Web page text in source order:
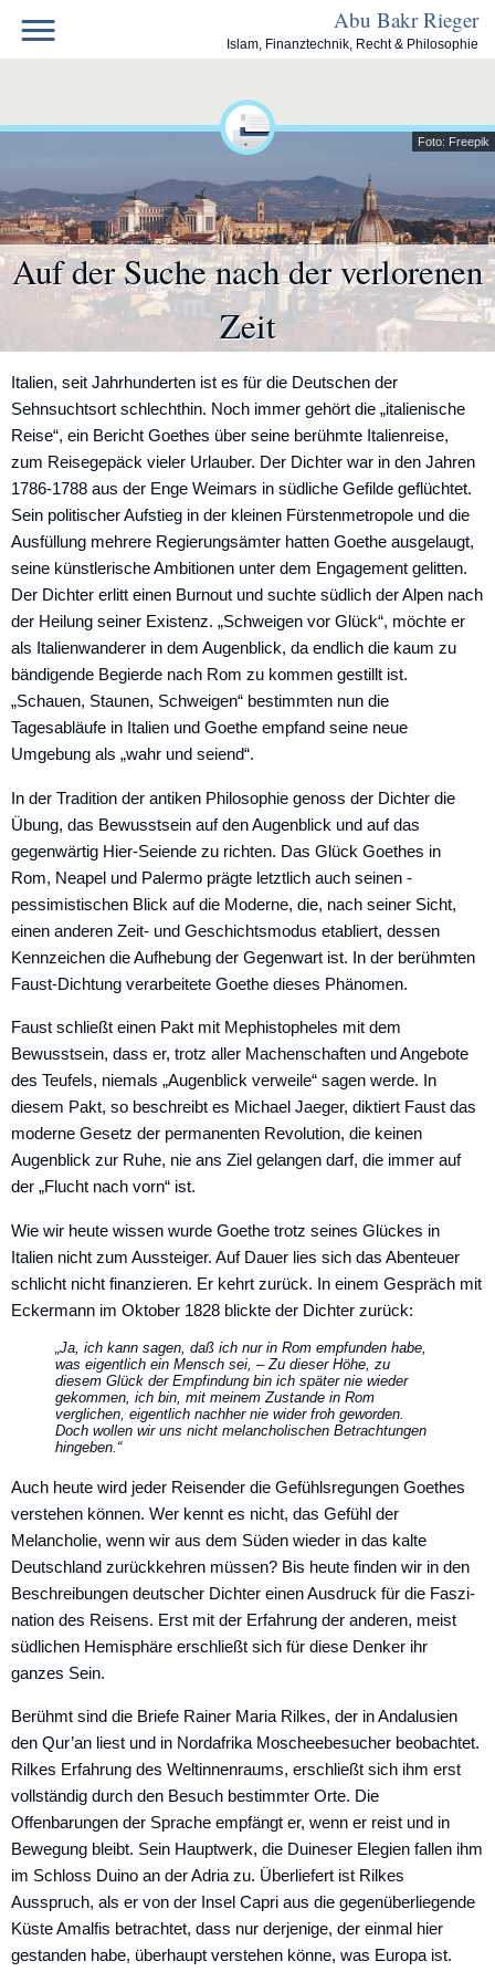
content
Abu Bakr Rieger
Islam, Finanztechnik, Recht & Philosophie
Auf der Suche nach der verlorenen
Zeit
Foto: Freepik
Italien, seit Jahrhunderten ist es für die Deutschen der
Sehnsuchtsort schlechthin. Noch immer gehört die „italienische
Reise“, ein Bericht Goethes über seine berühmte Italienreise,
zum Reisegepäck vieler Urlauber. Der Dichter war in den Jahren
1786-1788 aus der Enge Weimars in südliche Gefilde geflüchtet.
Sein politischer Aufstieg in der kleinen Fürstenmetropole und die
Ausfüllung mehrere Regierungsämter hatten Goethe ausgelaugt,
seine künstlerische Ambitionen unter dem Engagement gelitten.
Der Dichter erlitt einen Burnout und suchte südlich der Alpen nach
der Heilung seiner Existenz. „Schweigen vor Glück“, möchte er
als Italienwanderer in dem Augenblick, da endlich die kaum zu
bändigende Begierde nach Rom zu kommen gestillt ist.
„Schauen, Staunen, Schweigen“ bestimmten nun die
Tagesabläufe in Italien und Goethe empfand seine neue
Umgebung als „wahr und seiend“.
In der Tradition der antiken Philo­sophie genoss der Dichter die
Übung, das Bewusstsein auf den Augenblick und auf das
gegenwärtig Hier-Seiende zu ­richten. Das Glück Goethes in
Rom, Neapel und Palermo prägte letztlich auch seinen ­
pessimistischen Blick auf die Moderne, die, nach seiner Sicht,
einen anderen ­­Zeit- und Geschichtsmodus etabliert, dessen
Kennzeichen die Aufhebung der ­Gegenwart ist. In der berühmten
Faust-­Dichtung verarbeitete Goethe dieses Phänomen.
Faust schließt einen Pakt mit Mephistopheles mit dem
Bewusstsein, dass er, trotz aller Machenschaften und Angebote
des Teufels, niemals „Augenblick verweile“ sagen werde. In
diesem Pakt, so beschreibt es Michael Jaeger, diktiert Faust das
moderne Gesetz der permanenten Revolution, die keinen
Augenblick zur Ruhe, nie ans Ziel gelangen darf, die immer auf
der „Flucht nach vorn“ ist.
Wie wir heute wissen wurde Goethe trotz seines Glückes in
Italien nicht zum Aussteiger. Auf Dauer lies sich das Abenteuer
schlicht nicht finanzieren. Er kehrt zurück. In einem Gespräch mit
Eckermann im Oktober 1828 blickte der Dichter zurück:
„Ja, ich kann sagen, daß ich nur in Rom empfunden habe,
was eigentlich ein Mensch sei, – Zu dieser Höhe, zu
diesem Glück der Empfindung bin ich später nie wieder
gekommen, ich bin, mit meinem Zustande in Rom
verglichen, eigentlich nachher nie wider froh geworden.
Doch wollen wir uns nicht melancholischen Betrachtungen
hingeben.“
Auch heute wird jeder Reisender die Gefühlsregungen Goethes
verstehen ­können. Wer kennt es nicht, das Gefühl der
Melancholie, wenn wir aus dem ­Süden wieder in das kalte
Deutschland zurückkehren müssen? Bis heute finden wir in den
Beschreibungen deutscher Dichter einen Ausdruck für die Faszi­
nation des Reisens. Erst mit der Erfahrung der anderen, meist
südlichen Hemisphäre erschließt sich für diese Denker ihr
ganzes Sein.
Berühmt sind die Briefe Rainer Maria Rilkes, der in Andalusien
den Qur’an liest und in Nordafrika Moscheebesucher beobachtet.
Rilkes Erfahrung des Weltinnenraums, erschließt sich ihm erst
vollständig durch den Besuch bestimmter Orte. Die
Offenbarungen der Sprache empfängt er, wenn er reist und in
Bewegung bleibt. Sein Hauptwerk, die Duineser Elegien fallen ihm
im Schloss Duino an der Adria zu. Überliefert ist Rilkes
Ausspruch, als er von der Insel Capri aus die gegenüberliegende
Küste Amalfis ­betrachtet, dass nur derjenige, der einmal hier
gestanden habe, überhaupt verstehen könne, was Europa ist.